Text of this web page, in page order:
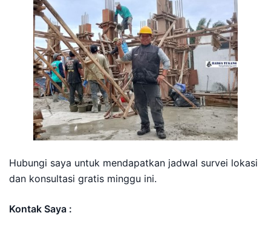
Hubungi saya untuk mendapatkan jadwal survei lokasi
dan konsultasi gratis minggu ini.
Kontak Saya :